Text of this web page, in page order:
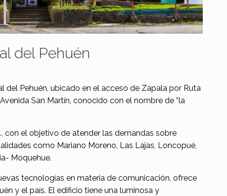
del Pehuén
del Pehuén, ubicado en el acceso de Zapala por Ruta
San Martín, conocido con el nombre de “la
con el objetivo de atender las demandas sobre
como Mariano Moreno, Las Lajas, Loncopué,
Moquehue.
tecnologías en materia de comunicación, ofrece
y el país. El edificio tiene una luminosa y